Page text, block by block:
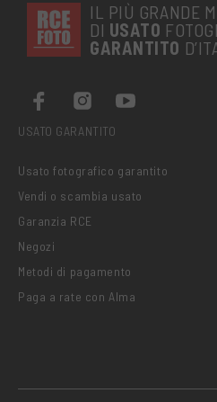
IL PIÙ GRANDE
DI USATO
GARANTITO
USATO GARANTITO
Usato fotografico garantito
Vendi o scambia usato
Garanzia RCE
Negozi
Metodi di pagamento
Paga a rate con Alma